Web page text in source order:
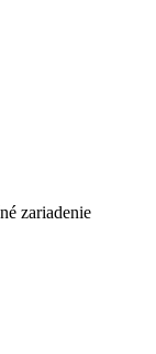
zariadenie